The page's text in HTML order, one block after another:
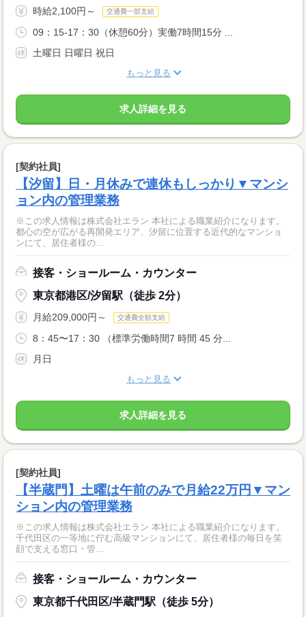
時給2,100円～ 交通費一部支給
09：15-17：30（休憩60分）実働7時間15分 ...
土曜日 日曜日 祝日
もっと見る
求人詳細を見る
[契約社員]
【汐留】日・月休みで連休もしっかり▼マンシ
ョン内の管理業務
※この求人情報は株式会社エラン 本社による職業紹介になります。
都心の空が広がる再開発エリア、汐留に位置する近代的なマンショ
ンにて、居住者様の...
接客・ショールーム・カウンター
東京都港区/汐留駅（徒歩 2分）
月給209,000円～ 交通費全額支給
8：45〜17：30 （標準労働時間7 時間 45 分...
月日
もっと見る
求人詳細を見る
[契約社員]
【半蔵門】土曜は午前のみで月給22万円▼マン
ション内の管理業務
※この求人情報は株式会社エラン 本社による職業紹介になります。
千代田区の一等地に佇む高級マンションにて、居住者様の毎日を笑
顔で支える窓口・管...
接客・ショールーム・カウンター
東京都千代田区/半蔵門駅（徒歩 5分）